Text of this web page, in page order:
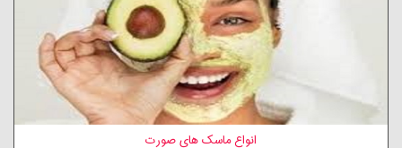
انواع ماسک های صورت